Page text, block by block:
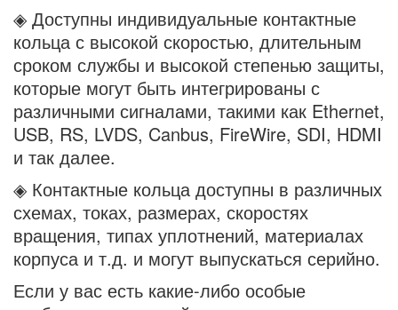
◈ Доступны индивидуальные контактные
кольца с высокой скоростью, длительным
сроком службы и высокой степенью защиты,
которые могут быть интегрированы с
различными сигналами, такими как Ethernet,
USB, RS, LVDS, Canbus, FireWire, SDI, HDMI
и так далее.
◈ Контактные кольца доступны в различных
схемах, токах, размерах, скоростях
вращения, типах уплотнений, материалах
корпуса и т.д. и могут выпускаться серийно.
Если у вас есть какие-либо особые